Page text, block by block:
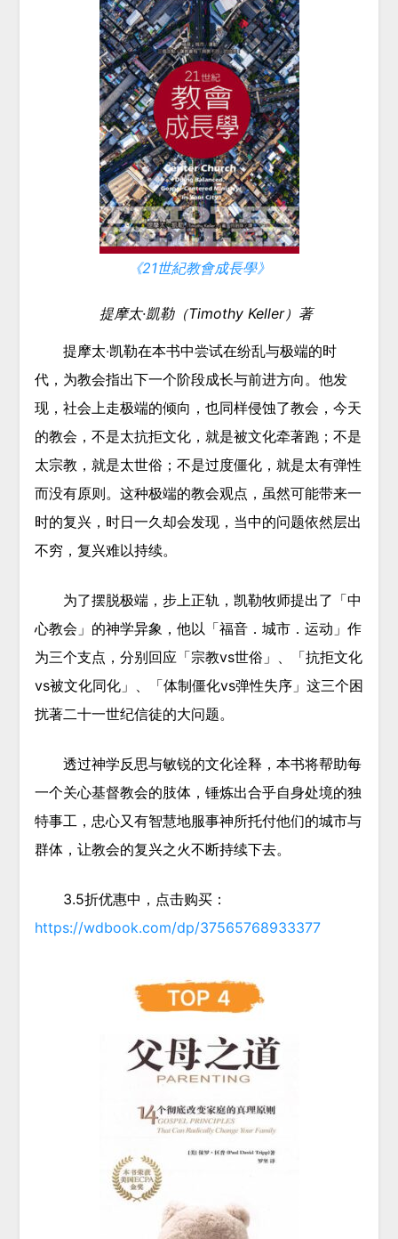
《21世紀教會成長學》
提摩太·凱勒（Timothy Keller） 著
提摩太‧凯勒在本书中尝试在纷乱与极端的时
代，为教会指出下一个阶段成长与前进方向。他发
现，社会上走极端的倾向，也同样侵蚀了教会，今天
的教会，不是太抗拒文化，就是被文化牵著跑；不是
太宗教，就是太世俗；不是过度僵化，就是太有弹性
而没有原则。这种极端的教会观点，虽然可能带来一
时的复兴，时日一久却会发现，当中的问题依然层出
不穷，复兴难以持续。
为了摆脱极端，步上正轨，凯勒牧师提出了「中
心教会」的神学异象，他以「福音．城市．运动」作
为三个支点，分别回应「宗教vs世俗」、「抗拒文化
vs被文化同化」、「体制僵化vs弹性失序」这三个困
扰著二十一世纪信徒的大问题。
透过神学反思与敏锐的文化诠释，本书将帮助每
一个关心基督教会的肢体，锤炼出合乎自身处境的独
特事工，忠心又有智慧地服事神所托付他们的城市与
群体，让教会的复兴之火不断持续下去。
3.5折优惠中，点击购买：
https://wdbook.com/dp/37565768933377